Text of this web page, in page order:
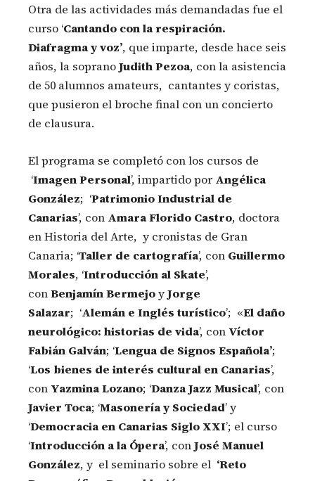
Otra de las actividades más demandadas fue el
curso ‘Cantando con la respiración.
Diafragma y voz’, que imparte, desde hace seis
años, la sopranoJudith Pezoa, con la asistencia
de 50 alumnos amateurs, cantantes y coristas,
que pusieron el broche final con un concierto
de clausura.
El programa se completó con los cursos de
‘Imagen Personal’, impartido porAngélica
González; ‘Patrimonio Industrial de
Canarias’, con Amara Florido Castro, doctora
en Historia del Arte, y cronistas de Gran
Canaria; ‘Taller de cartografía’, con Guillermo
Morales, ‘Introducción al Skate’,
conBenjamín BermejoyJorge
Salazar; ‘Alemán e Inglés turístico’; «El daño
neurológico: historias de vida’, con Víctor
Fabián Galván; ‘Lengua de Signos Española’;
‘Los bienes de interés cultural en Canarias’,
con Yazmina Lozano; ‘Danza Jazz Musical’, con
Javier Toca; ‘Masonería y Sociedad’ y
‘Democracia en Canarias Siglo XXI’; el curso
‘Introducción a la Ópera’, conJosé Manuel
González, y el seminario sobre el ‘Reto